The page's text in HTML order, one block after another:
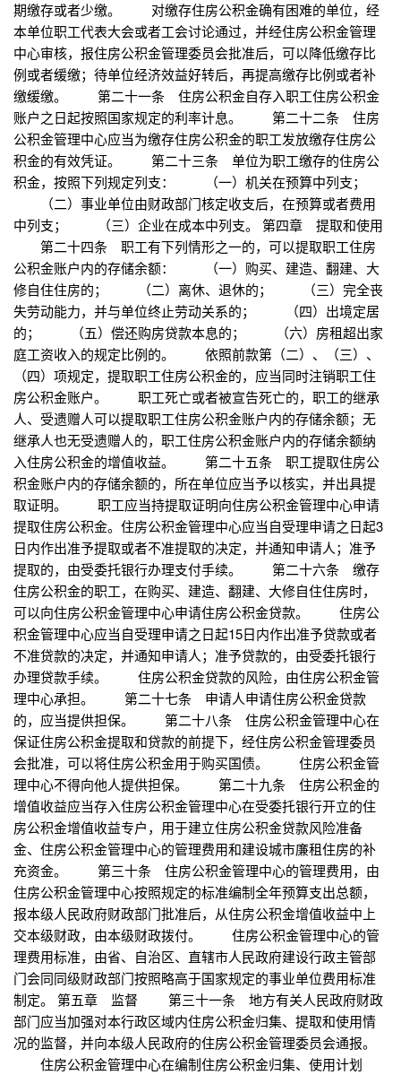
期缴存或者少缴。 对缴存住房公积金确有困难的单位，经
本单位职工代表大会或者工会讨论通过，并经住房公积金管理
中心审核，报住房公积金管理委员会批准后，可以降低缴存比
例或者缓缴；待单位经济效益好转后，再提高缴存比例或者补
缴缓缴。 第二十一条 住房公积金自存入职工住房公积金
账户之日起按照国家规定的利率计息。 第二十二条 住房
公积金管理中心应当为缴存住房公积金的职工发放缴存住房公
积金的有效凭证。 第二十三条 单位为职工缴存的住房公
积金，按照下列规定列支： （一）机关在预算中列支；
（二）事业单位由财政部门核定收支后，在预算或者费用
中列支； （三）企业在成本中列支。 第四章 提取和使用
第二十四条 职工有下列情形之一的，可以提取职工住房
公积金账户内的存储余额： （一）购买、建造、翻建、大
修自住住房的； （二）离休、退休的； （三）完全丧
失劳动能力，并与单位终止劳动关系的； （四）出境定居
的； （五）偿还购房贷款本息的； （六）房租超出家
庭工资收入的规定比例的。 依照前款第（二）、（三）、
（四）项规定，提取职工住房公积金的，应当同时注销职工住
房公积金账户。 职工死亡或者被宣告死亡的，职工的继承
人、受遗赠人可以提取职工住房公积金账户内的存储余额；无
继承人也无受遗赠人的，职工住房公积金账户内的存储余额纳
入住房公积金的增值收益。 第二十五条 职工提取住房公
积金账户内的存储余额的，所在单位应当予以核实，并出具提
取证明。 职工应当持提取证明向住房公积金管理中心申请
提取住房公积金。住房公积金管理中心应当自受理申请之日起3
日内作出准予提取或者不准提取的决定，并通知申请人；准予
提取的，由受委托银行办理支付手续。 第二十六条 缴存
住房公积金的职工，在购买、建造、翻建、大修自住住房时，
可以向住房公积金管理中心申请住房公积金贷款。 住房公
积金管理中心应当自受理申请之日起15日内作出准予贷款或者
不准贷款的决定，并通知申请人；准予贷款的，由受委托银行
办理贷款手续。 住房公积金贷款的风险，由住房公积金管
理中心承担。 第二十七条 申请人申请住房公积金贷款
的，应当提供担保。 第二十八条 住房公积金管理中心在
保证住房公积金提取和贷款的前提下，经住房公积金管理委员
会批准，可以将住房公积金用于购买国债。 住房公积金管
理中心不得向他人提供担保。 第二十九条 住房公积金的
增值收益应当存入住房公积金管理中心在受委托银行开立的住
房公积金增值收益专户，用于建立住房公积金贷款风险准备
金、住房公积金管理中心的管理费用和建设城市廉租住房的补
充资金。 第三十条 住房公积金管理中心的管理费用，由
住房公积金管理中心按照规定的标准编制全年预算支出总额，
报本级人民政府财政部门批准后，从住房公积金增值收益中上
交本级财政，由本级财政拨付。 住房公积金管理中心的管
理费用标准，由省、自治区、直辖市人民政府建设行政主管部
门会同同级财政部门按照略高于国家规定的事业单位费用标准
制定。 第五章 监督 第三十一条 地方有关人民政府财政
部门应当加强对本行政区域内住房公积金归集、提取和使用情
况的监督，并向本级人民政府的住房公积金管理委员会通报。
住房公积金管理中心在编制住房公积金归集、使用计划